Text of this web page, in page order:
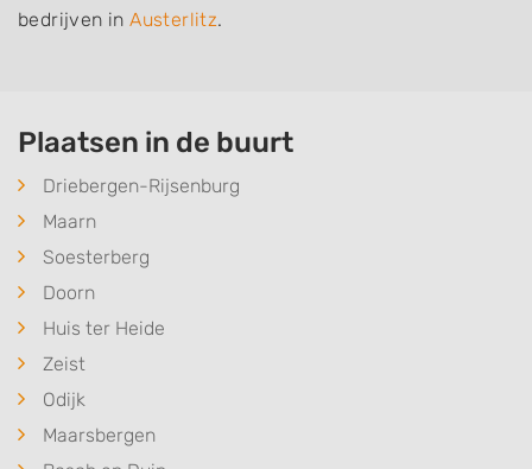
bedrijven inAusterlitz.
Plaatsen in de buurt
Driebergen-Rijsenburg
Maarn
Soesterberg
Doorn
Huis ter Heide
Zeist
Odijk
Maarsbergen